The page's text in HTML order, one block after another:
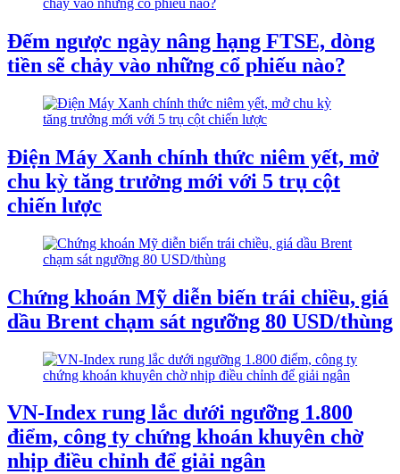
Đếm ngược ngày nâng hạng FTSE, dòng
tiền sẽ chảy vào những cổ phiếu nào?
Điện Máy Xanh chính thức niêm yết, mở
chu kỳ tăng trưởng mới với 5 trụ cột
chiến lược
Chứng khoán Mỹ diễn biến trái chiều, giá
dầu Brent chạm sát ngưỡng 80 USD/thùng
VN-Index rung lắc dưới ngưỡng 1.800
điểm, công ty chứng khoán khuyên chờ
nhịp điều chỉnh để giải ngân